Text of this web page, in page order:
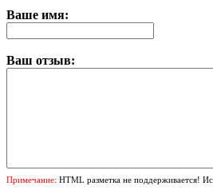
Ваше имя:
Ваш отзыв:
Примечание: HTML разметка не поддерживается!